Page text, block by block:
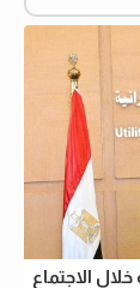
الاجتماع